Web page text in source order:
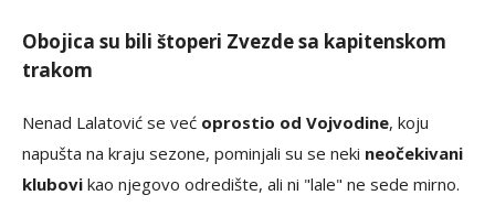
Obojica su bili štoperi Zvezde sa kapitenskom
trakom
Nenad Lalatović se već oprostio od Vojvodine, koju
napušta na kraju sezone, pominjali su se neki neočekivani
klubovi kao njegovo odredište, ali ni "lale" ne sede mirno.